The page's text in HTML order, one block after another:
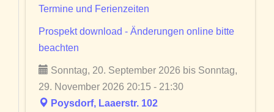
Termine und Ferienzeiten
Prospekt download - Änderungen online bitte
beachten
Sonntag, 20. September 2026 bis Sonntag,
29. November 2026 20:15 - 21:30
Poysdorf, Laaerstr. 102